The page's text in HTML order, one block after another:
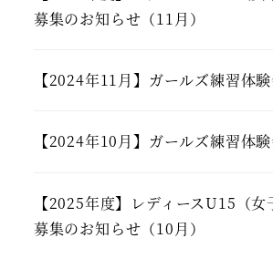
募集のお知らせ（11月）
【2024年11月】ガールズ練習体
【2024年10月】ガールズ練習体
【2025年度】レディースU15（
募集のお知らせ（10月）